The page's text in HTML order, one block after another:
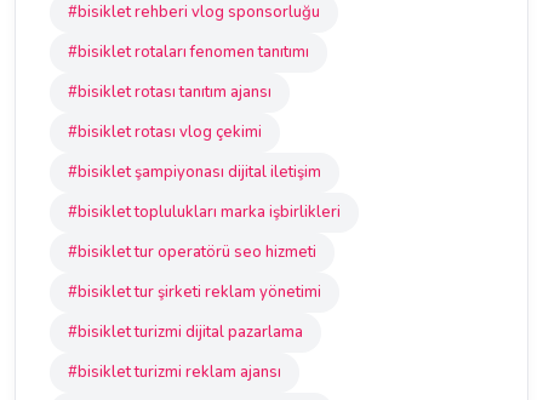
#bisiklet rehberi vlog sponsorluğu
#bisiklet rotaları fenomen tanıtımı
#bisiklet rotası tanıtım ajansı
#bisiklet rotası vlog çekimi
#bisiklet şampiyonası dijital iletişim
#bisiklet toplulukları marka işbirlikleri
#bisiklet tur operatörü seo hizmeti
#bisiklet tur şirketi reklam yönetimi
#bisiklet turizmi dijital pazarlama
#bisiklet turizmi reklam ajansı